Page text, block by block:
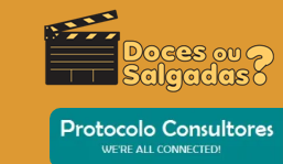
DOCES OU SALGADAS?
O Cinema? Uma Paixão!!